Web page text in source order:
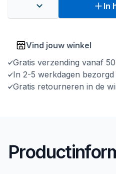
In
Vind jouw winkel
Gratis verzending vanaf
In 2-5 werkdagen
Gratis retourneren in de